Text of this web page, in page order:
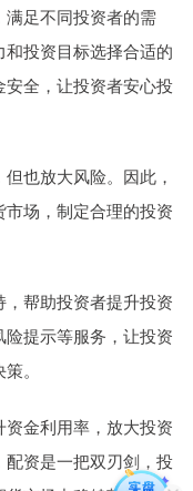
足不同投资者的需
投资目标选择合适的
全，让投资者安心投
也放大风险。因此，
场，制定合理的投资
帮助投资者提升投资
提示等服务，让投资
。
金利用率，放大投资
资是一把双刃剑，投